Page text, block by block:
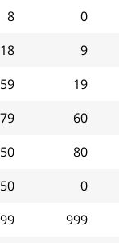
0
8
9
18
19
59
60
79
80
0
999